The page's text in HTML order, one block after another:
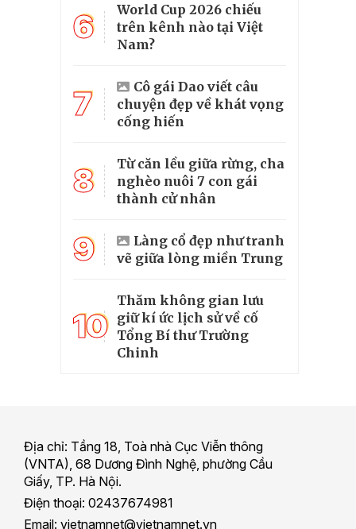
6
World Cup 2026 chiếu
trên kênh nào tại Việt
Nam?
7
Cô gái Dao viết câu
chuyện đẹp về khát vọng
cống hiến
8
Từ căn lều giữa rừng, cha
nghèo nuôi 7 con gái
thành cử nhân
9
Làng cổ đẹp như tranh
vẽ giữa lòng miền Trung
10
Thăm không gian lưu
giữ kí ức lịch sử về cố
Tổng Bí thư Trường
Chinh
Địa chỉ: Tầng 18, Toà nhà Cục Viễn thông
(VNTA), 68 Dương Đình Nghệ, phường Cầu
Giấy, TP. Hà Nội.
Điện thoại: 02437674981
Email: vietnamnet@vietnamnet.vn